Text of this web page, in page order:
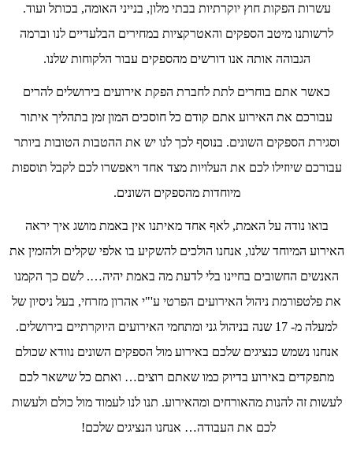
עשרות הפקות חוץ יוקרתיות בבתי מלון, בנייני האומה, בכותל ועוד.
לרשותנו מיטב הספקים והאטרקציות במחירים הבלעדיים לנו וברמה
הגבוהה אותה אנו דורשים מהספקים עבור הלקוחות שלנו.
כאשר אתם בוחרים לתת לחברת הפקת אירועים בירושלים להרים
עבורכם את האירוע אתם קודם כל חוסכים המון זמן בתהליך איתור
וסגירת הספקים השונים. בנוסף לכך לנו יש את ההטבות הטובות ביותר
עבורכם שיוזילו לכם את העלויות מצד אחד ויאפשרו לכם לקבל תוספות
מיוחדות מהספקים השונים.
בואו נודה על האמת, לאף אחד מאיתנו אין באמת מושג איך יראה
האירוע המיוחד שלנו, אנחנו הולכים להשקיע בו אלפי שקלים ולהזמין את
האנשים החשובים בחיינו בלי לדעת מה באמת יהיה…. לשם כך הקמנו
את פלטפורמת ניהול האירועים הפרטי ע'"י אהרון מזרחי, בעל ניסיון של
למעלה מ- 17 שנה בניהול גני ומתחמי האירועים היוקרתיים בירושלים.
אנחנו נשמש כנציגים שלכם באירוע מול הספקים השונים נוודא שכולם
מתפקדים באירוע בדיוק כמו שאתם רוצים… ואתם כל שישאר לכם
לעשות זה להנות מהאורחים ומהאירוע. תנו לנו לעמוד מול כולם ולעשות
לכם את העבודה… אנחנו הנציגים שלכם!